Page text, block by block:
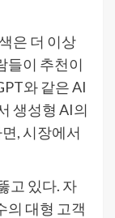
은 더 이상
들이 추천이
와 같은 AI
생성형 AI의
, 시장에서
고 있다. 자
의 대형 고객